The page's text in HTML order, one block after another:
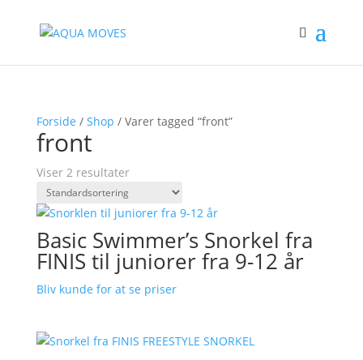
Forside / Shop / Varer tagged “front”
front
Viser 2 resultater
Basic Swimmer’s Snorkel fra
FINIS til juniorer fra 9-12 år
Bliv kunde for at se priser